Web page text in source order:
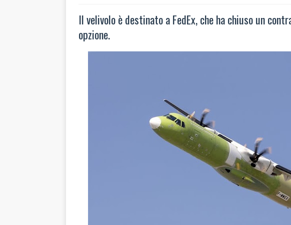
Il velivolo è destinato a FedEx, che ha chiuso un
opzione.